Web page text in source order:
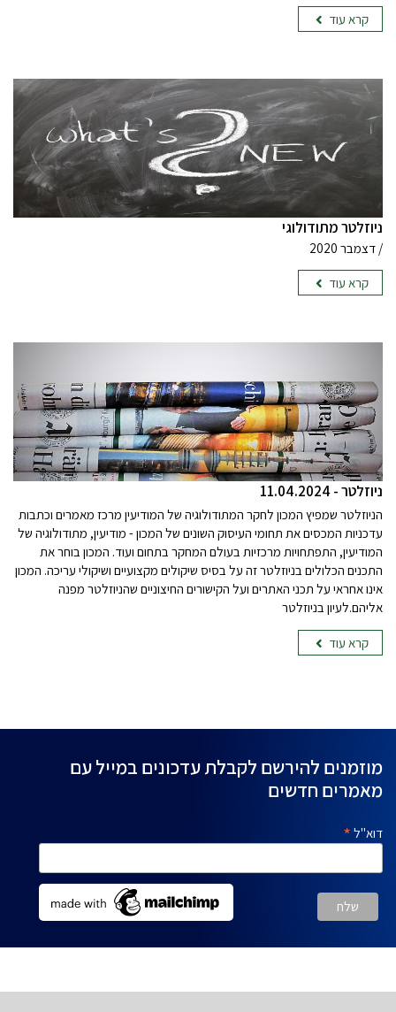
קרא עוד
ניוזלטר מתודולוגי
/ דצמבר 2020
קרא עוד
ניוזלטר - 11.04.2024
הניוזלטר שמפיץ המכון לחקר המתודולוגיה של המודיעין מרכז מאמרים וכתבות
עדכניות המכסים את תחומי העיסוק השונים של המכון - מודיעין, מתודולוגיה של
המודיעין, התפתחויות מרכזיות בעולם המחקר בתחום ועוד. המכון בוחר את
התכנים הכלולים בניוזלטר זה על בסיס שיקולים מקצועיים ושיקולי עריכה. המכון
אינו אחראי על תכני האתרים ועל הקישורים החיצוניים שהניוזלטר מפנה
אליהם.לעיון בניוזלטר
קרא עוד
מוזמנים להירשם לקבלת עדכונים במייל עם
מאמרים חדשים
דוא"ל *